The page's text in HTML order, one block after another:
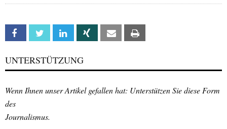
Facebook Twitter Linkedin Xing Email
UNTERSTÜTZUNG
Wenn Ihnen unser Artikel gefallen hat: Unterstützen Sie diese Form
des
Journalismus.